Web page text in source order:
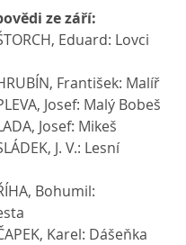
ze září:
Eduard: Lovci
František: Malíř
Josef: Malý Bobeš
Josef: Mikeš
J. V.: Lesní
Bohumil:
Karel: Dášeňka